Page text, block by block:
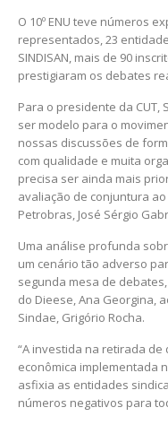
O 10º ENU teve números
representados, 23
SINDISAN, mais de 90
prestigiaram os debates
Para o presidente da CUT,
ser modelo para o
nossas discussões de
com qualidade e muita
precisa ser ainda mais
avaliação de conjuntura
Petrobras, José Sérgio
Uma análise profunda
um cenário tão adverso
segunda mesa de
do Dieese, Ana Georgina,
Sindae, Grigório Rocha.
“A investida na retirada
econômica implementada
asfixia as entidades
números negativos para